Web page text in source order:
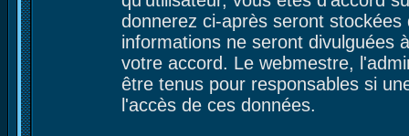
donnerez ci-après seront
informations ne seront divulguées
votre accord. Le webmestre,
être tenus pour responsables si
l'accès de ces données.